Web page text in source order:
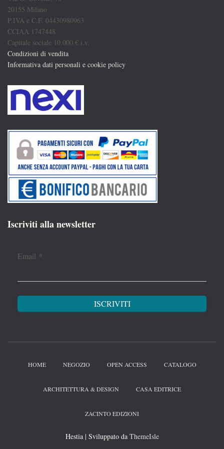
20155 Milano
P.IVA e C.F. 04430980963
CCIAA 1747448
Capitale sociale 10.000 € i.v.
Condizioni di vendita
Informativa dati personali e cookie policy
Iscriviti alla newsletter
Email *
HOME NEGOZIO OPEN ACCESS CATALOGO
ARCHITETTURA & DESIGN CASA EDITRICE
ZACINTO EDIZIONI
Hestia | Sviluppato da ThemeIsle